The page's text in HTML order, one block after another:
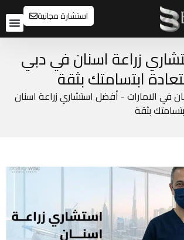
استشارة مجانية
زراعة اسنان في دبي
ابتسامتك بثقة
في الامارات- أفضل استشاري زراعة اسنان
بثقة